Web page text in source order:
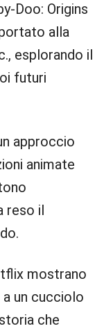
Doo: Origins
alla
esplorando il
futuri
approccio
animate
reso il
mostrano
un cucciolo
che